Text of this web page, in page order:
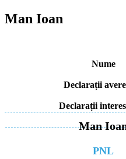
Man Ioan
Nume
Declarații avere
Declarații
Man
PNL